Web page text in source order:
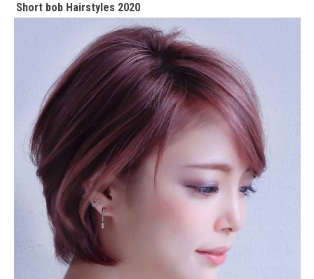
Short bob Hairstyles 2020